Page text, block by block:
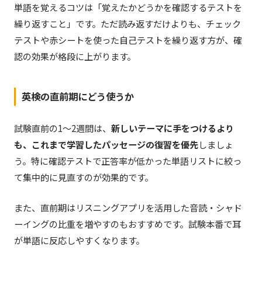
単語を覚えるコツは「覚えたかどうかを確認するテストを
繰り返すこと」です。ただ読み返すだけよりも、チェック
テストや赤シートを使った自己テストを繰り返す方が、確
認の効果が格段に上がります。
英検の直前期にどう使うか
試験直前の1〜2週間は、 新しいテーマに手をつけるより
も、これまで学習したパッセージの復習を優先しましょ
う。特に確認テストで正答率が低かった単語リストに絞っ
て集中的に見直すのが効果的です。
また、直前期はリスニングアプリを活用した音読・シャド
ーイングの比重を増やすのもおすすめです。試験本番で耳
が単語に反応しやすくなります。